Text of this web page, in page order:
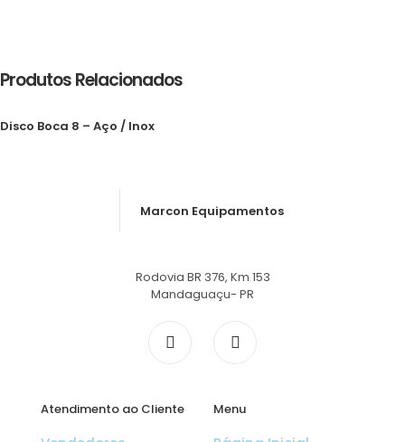
Produtos Relacionados
Disco Boca 8 – Aço / Inox
Marcon Equipamentos
Rodovia BR 376, Km 153
Mandaguaçu- PR
Atendimento ao Cliente Menu